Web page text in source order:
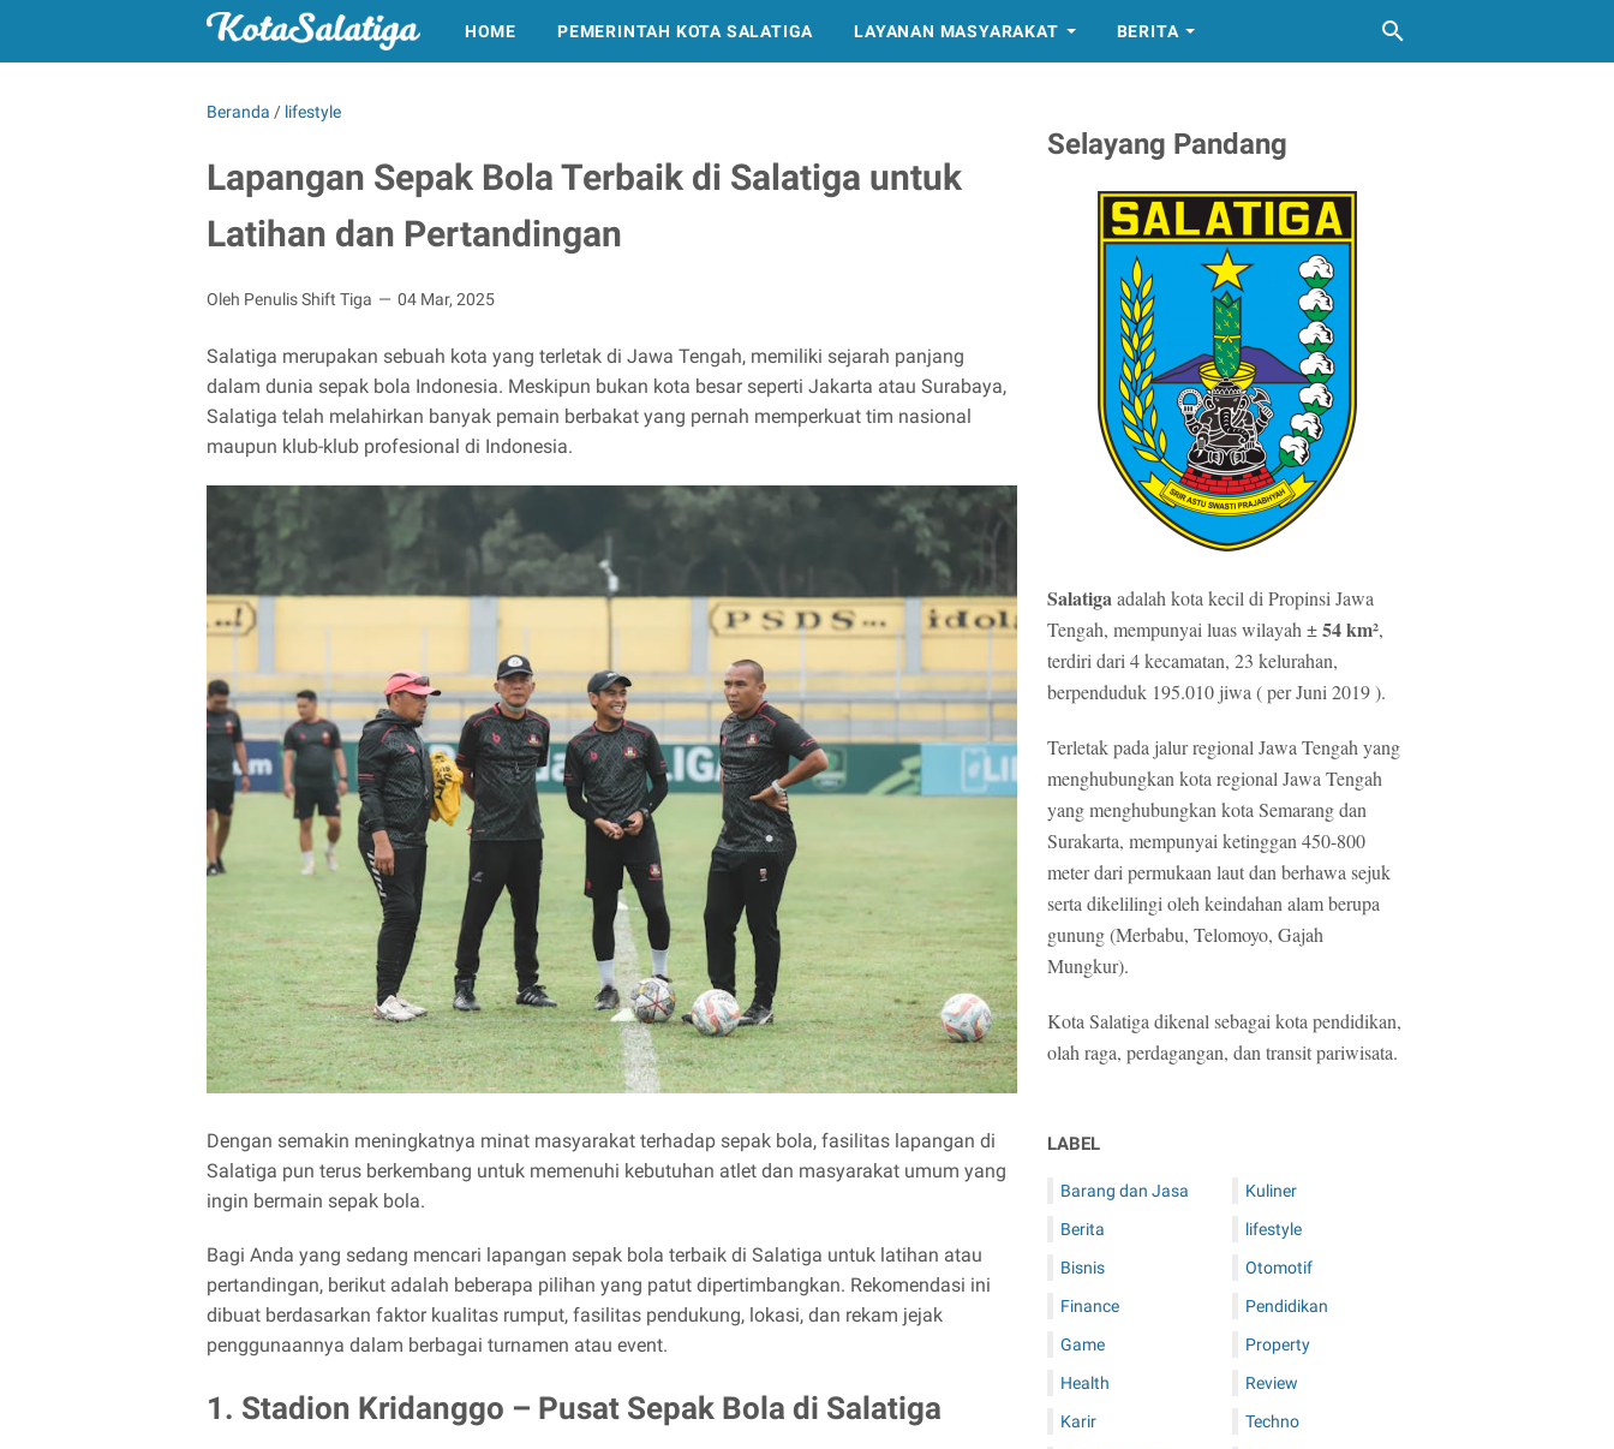
HOME PEMERINTAH KOTA SALATIGA LAYANAN MASYARAKAT BERITA
Beranda / lifestyle
Lapangan Sepak Bola Terbaik di Salatiga untuk
Latihan dan Pertandingan
Oleh Penulis Shift Tiga 04 Mar, 2025
Salatiga merupakan sebuah kota yang terletak di Jawa Tengah, memiliki sejarah panjang
dalam dunia sepak bola Indonesia. Meskipun bukan kota besar seperti Jakarta atau Surabaya,
Salatiga telah melahirkan banyak pemain berbakat yang pernah memperkuat tim nasional
maupun klub-klub profesional di Indonesia.
Dengan semakin meningkatnya minat masyarakat terhadap sepak bola, fasilitas lapangan di
Salatiga pun terus berkembang untuk memenuhi kebutuhan atlet dan masyarakat umum yang
ingin bermain sepak bola.
Bagi Anda yang sedang mencari lapangan sepak bola terbaik di Salatiga untuk latihan atau
pertandingan, berikut adalah beberapa pilihan yang patut dipertimbangkan. Rekomendasi ini
dibuat berdasarkan faktor kualitas rumput, fasilitas pendukung, lokasi, dan rekam jejak
penggunaannya dalam berbagai turnamen atau event.
1. Stadion Kridanggo – Pusat Sepak Bola di Salatiga
Selayang Pandang
Salatigaadalah kota kecil di Propinsi Jawa
Tengah, mempunyai luas wilayah ±54 km²,
terdiri dari 4 kecamatan, 23 kelurahan,
berpenduduk 195.010 jiwa ( per Juni 2019 ).
Terletak pada jalur regional Jawa Tengah yang
menghubungkan kota regional Jawa Tengah
yang menghubungkan kota Semarang dan
Surakarta, mempunyai ketinggan 450-800
meter dari permukaan laut dan berhawa sejuk
serta dikelilingi oleh keindahan alam berupa
gunung (Merbabu, Telomoyo, Gajah
Mungkur).
Kota Salatiga dikenal sebagai kota pendidikan,
olah raga, perdagangan, dan transit pariwisata.
LABEL
Barang dan Jasa
Berita
Bisnis
Finance
Game
Health
Karir
Kuliner
lifestyle
Otomotif
Pendidikan
Property
Review
Techno